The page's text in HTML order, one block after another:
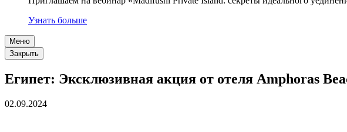
Узнать больше
Меню
Закрыть
Египет: Эксклюзивная акция от отеля Amphoras
02.09.2024